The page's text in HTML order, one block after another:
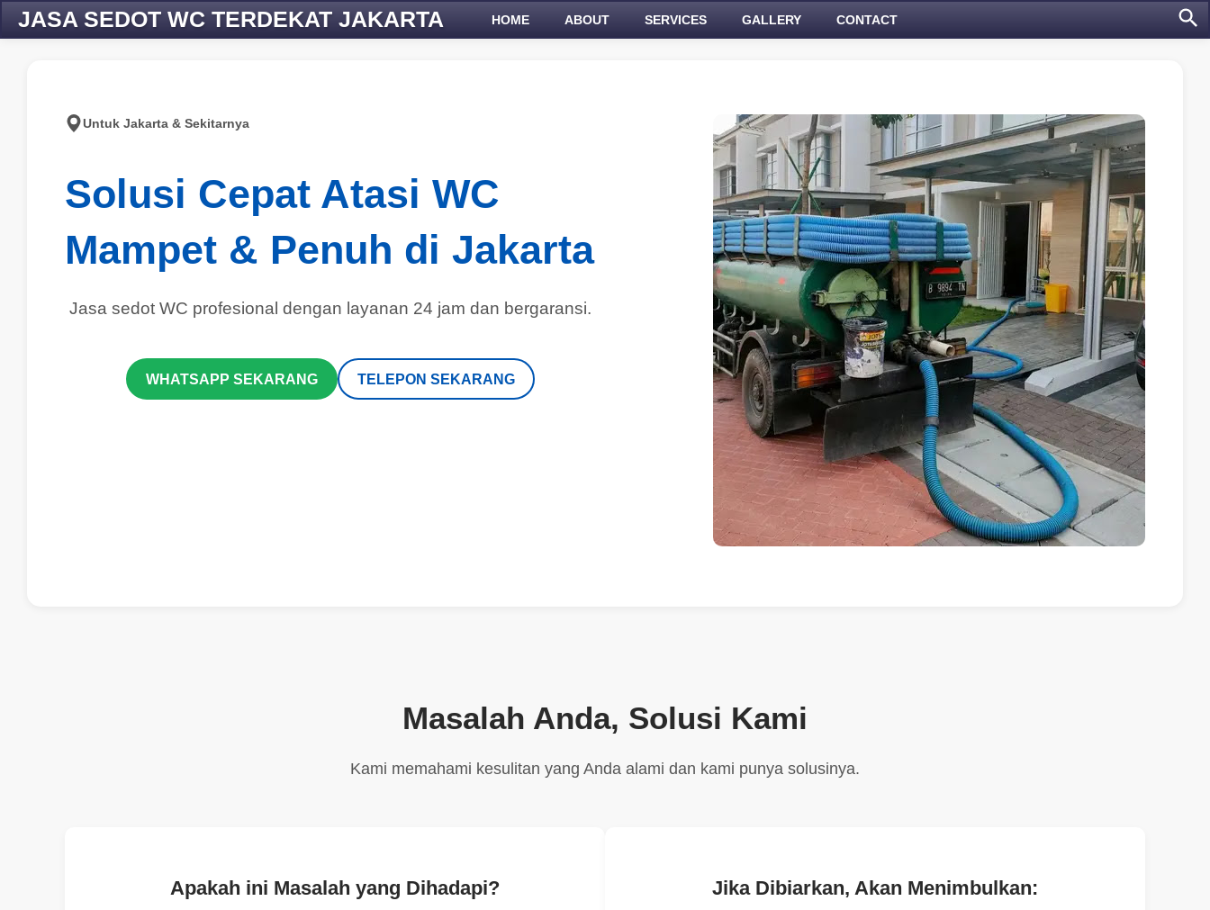
JASA SEDOT WC TERDEKAT JAKARTA HOME ABOUT SERVICES GALLERY CONTACT
Untuk Jakarta & Sekitarnya
Solusi Cepat Atasi WC
Mampet & Penuh di Jakarta
Jasa sedot WC profesional dengan layanan 24 jam dan bergaransi.
WHATSAPP SEKARANG TELEPON SEKARANG
Masalah Anda, Solusi Kami
Kami memahami kesulitan yang Anda alami dan kami punya solusinya.
Apakah ini Masalah yang Dihadapi? Jika Dibiarkan, Akan Menimbulkan: